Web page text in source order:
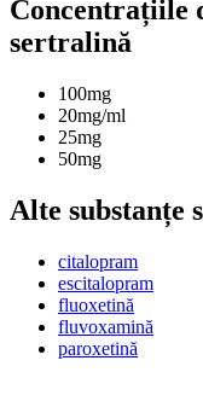
Concentrațiile
sertralină
100mg
20mg/ml
25mg
50mg
Alte substanțe
citalopram
escitalopram
fluoxetină
fluvoxamină
paroxetină